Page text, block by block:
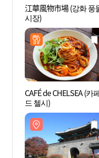
江華風物市場 (강화 풍
시장)
CAFÉ de CHELSEA (카
드 첼시)